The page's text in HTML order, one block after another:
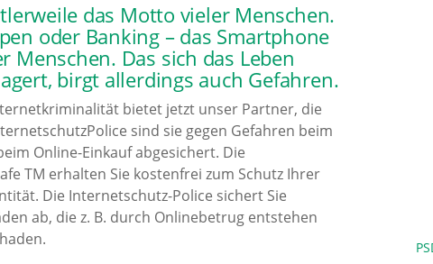
das Motto vieler Menschen.
oder Banking – das Smartphone
Menschen. Das sich das Leben
birgt allerdings auch Gefahren.
bietet jetzt unser Partner, die
sind sie gegen Gefahren beim
Online-Einkauf abgesichert. Die
TM erhalten Sie kostenfrei zum Schutz Ihrer
Die Internetschutz-Police sichert Sie
ab, die z. B. durch Onlinebetrug entstehen